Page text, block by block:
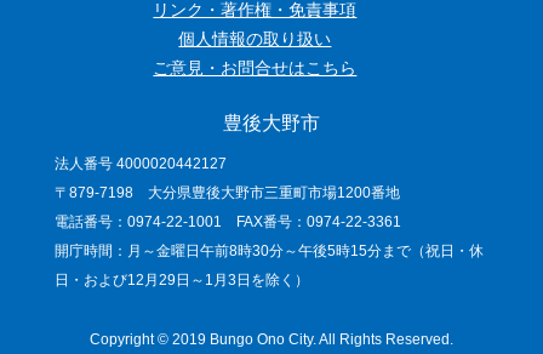
リンク・著作権・免責事項
個人情報の取り扱い
ご意見・お問合せはこちら
豊後大野市
法人番号 4000020442127
〒879-7198 大分県豊後大野市三重町市場1200番地
電話番号：0974-22-1001 FAX番号：0974-22-3361
開庁時間：月～金曜日午前8時30分～午後5時15分まで（祝日・休
日・および12月29日～1月3日を除く）
Copyright © 2019 Bungo Ono City. All Rights Reserved.